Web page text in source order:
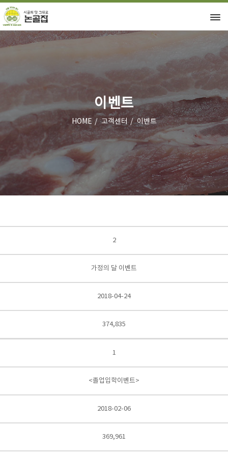
이벤트
HOME 고객센터 이벤트
2
가정의 달 이벤트
2018-04-24
374,835
1
<졸업입학이벤트>
2018-02-06
369,961